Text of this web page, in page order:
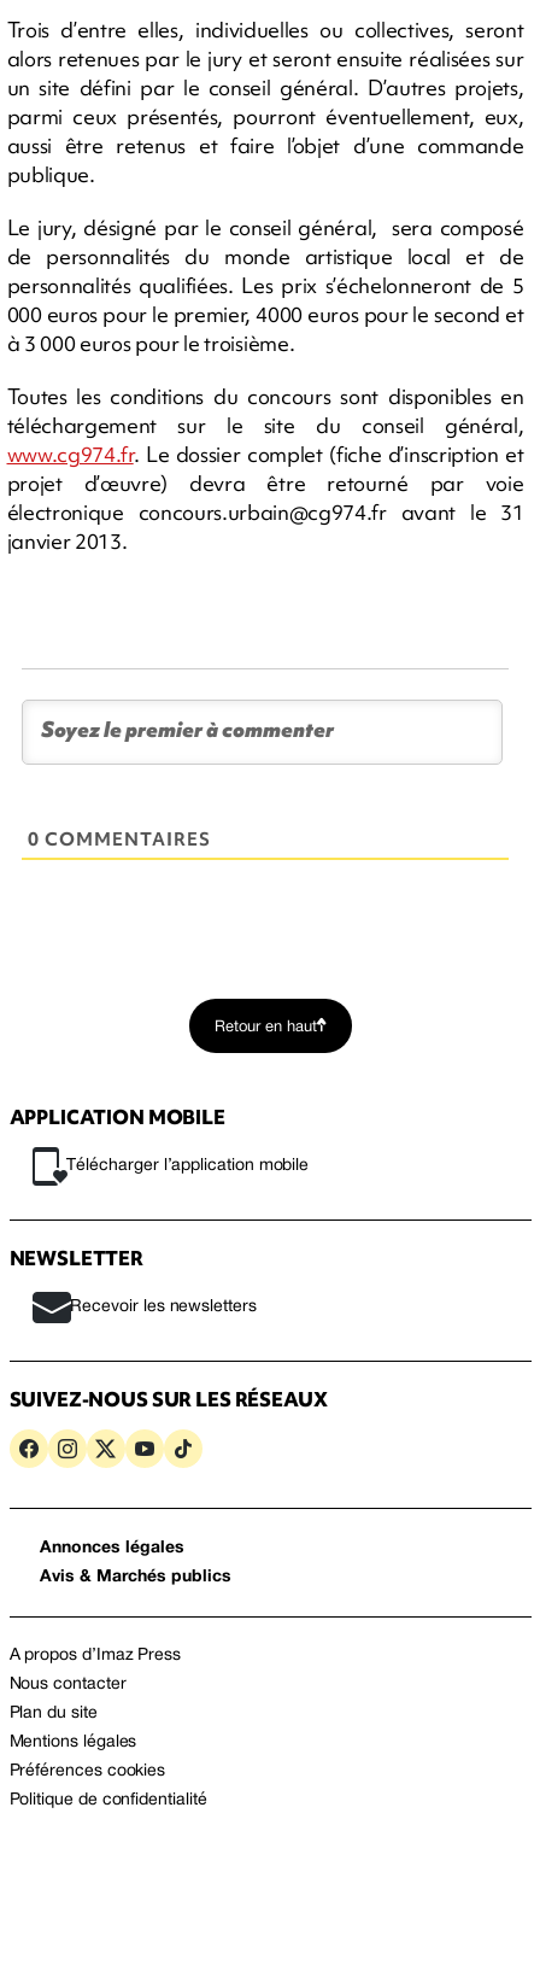
Trois d’entre elles, individuelles ou collectives, seront
alors retenues par le jury et seront ensuite réalisées sur
un site défini par le conseil général. D’autres projets,
parmi ceux présentés, pourront éventuellement, eux,
aussi être retenus et faire l’objet d’une commande
publique.
Le jury, désigné par le conseil général, sera composé
de personnalités du monde artistique local et de
personnalités qualifiées. Les prix s’échelonneront de 5
000 euros pour le premier, 4000 euros pour le second et
à 3 000 euros pour le troisième.
Toutes les conditions du concours sont disponibles en
téléchargement sur le site du conseil général,
www.cg974.fr. Le dossier complet (fiche d’inscription et
projet d’œuvre) devra être retourné par voie
électronique concours.urbain@cg974.fravant le 31
janvier 2013.
0 COMMENTAIRES
Retour en haut
APPLICATION MOBILE
Télécharger l’application mobile
NEWSLETTER
Recevoir les newsletters
SUIVEZ-NOUS SUR LES RÉSEAUX
Annonces légales
Avis & Marchés publics
A propos d’Imaz Press
Nous contacter
Plan du site
Mentions légales
Préférences cookies
Politique de confidentialité